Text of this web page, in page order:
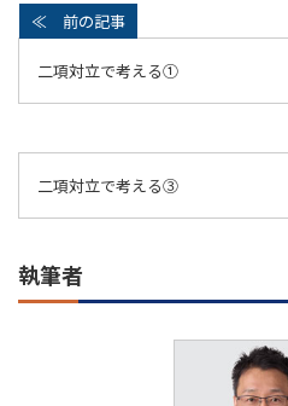
二項対立で考える①
二項対立で考える③
執筆者